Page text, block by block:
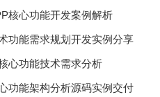
核心功能开发案例解析
功能需求规划开发实例分享
心功能技术需求分析
功能架构分析源码实例交付